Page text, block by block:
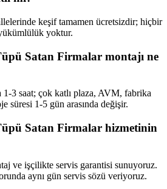
keşif tamamen ücretsizdir; hiçbir
yoktur.
Satan Firmalar montajı ne
3 saat; çok katlı plaza, AVM, fabrika
süresi 1-5 gün arasında değişir.
Satan Firmalar hizmetinin
ve işçilikte servis garantisi sunuyoruz.
aynı gün servis sözü veriyoruz.